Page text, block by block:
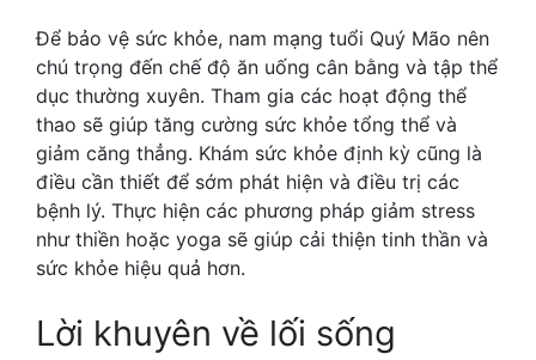
Để bảo vệ sức khỏe, nam mạng tuổi Quý Mão nên
chú trọng đến chế độ ăn uống cân bằng và tập thể
dục thường xuyên. Tham gia các hoạt động thể
thao sẽ giúp tăng cường sức khỏe tổng thể và
giảm căng thẳng. Khám sức khỏe định kỳ cũng là
điều cần thiết để sớm phát hiện và điều trị các
bệnh lý. Thực hiện các phương pháp giảm stress
như thiền hoặc yoga sẽ giúp cải thiện tinh thần và
sức khỏe hiệu quả hơn.
Lời khuyên về lối sống